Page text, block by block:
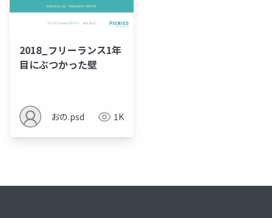
2018_フリーランス1年
目にぶつかった壁
おの.psd 1K